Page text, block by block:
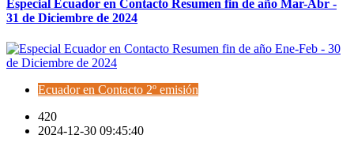
Especial Ecuador en Contacto Resumen fin de año Mar-Abr -
31 de Diciembre de 2024
Ecuador en Contacto 2º emisión
420
2024-12-30 09:45:40